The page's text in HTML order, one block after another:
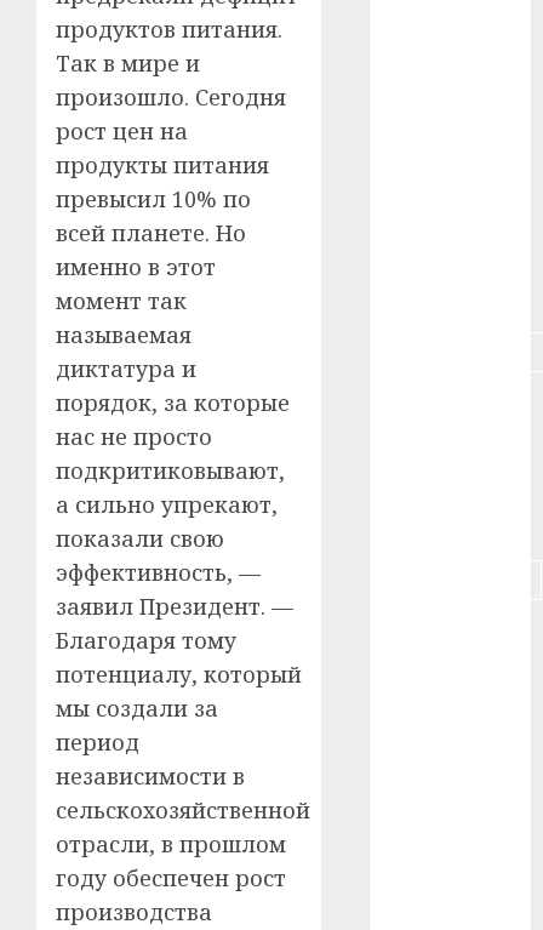
продуктов питания.
Так в мире и
произошло. Сегодня
рост цен на
продукты питания
превысил 10% по
всей планете. Но
именно в этот
момент так
называемая
диктатура и
порядок, за которые
нас не просто
подкритиковывают,
а сильно упрекают,
показали свою
эффективность, —
заявил Президент. —
Благодаря тому
потенциалу, который
мы создали за
период
независимости в
сельскохозяйственной
отрасли, в прошлом
году обеспечен рост
производства